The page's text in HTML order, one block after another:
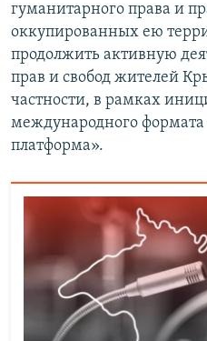
гуманитарного права и
оккупированных ею
продолжить активную
прав и свобод жителей
частности, в рамках
международного
платформа».